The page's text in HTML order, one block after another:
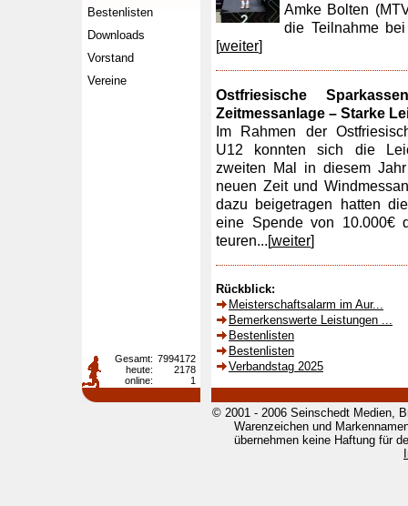
Bestenlisten
Downloads
Vorstand
Vereine
Amke Bolten
die Teilnahme
[weiter]
Ostfriesische
Zeitmessanlage – Starke
Im Rahmen der
U12 konnten sich die
zweiten Mal in diesem
neuen Zeit und
dazu beigetragen hatten
eine Spende von 10.000€
teuren...[weiter]
Rückblick:
Meisterschaftsalarm im Aur...
Bemerkenswerte Leistungen ...
Bestenlisten
Bestenlisten
Verbandstag 2025
Gesamt: 7994172
heute:
2178
online:
1
© 2001 - 2006 Seinschedt Medien,
Warenzeichen und
übernehmen keine Haftung für